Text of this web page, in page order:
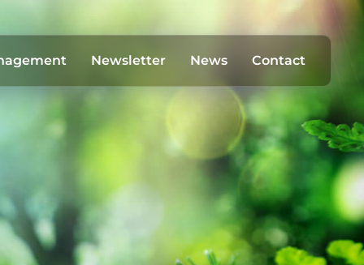
Newsletter News Contact